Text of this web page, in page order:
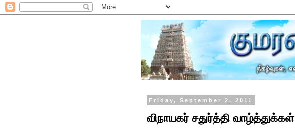
Friday, September 2, 2011
விநாயகர் சதுர்த்தி வாழ்த்துக்கள்